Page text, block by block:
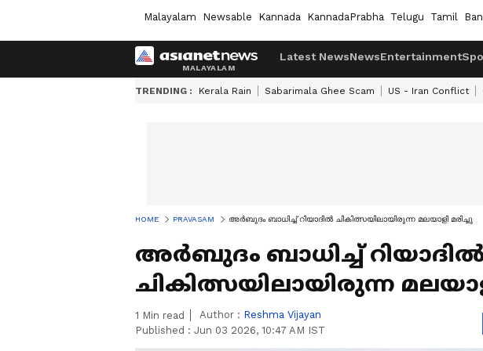
Malayalam Newsable Kannada KannadaPrabha Telugu Tamil
Latest NewsNewsEntertainment
TRENDING : Kerala Rain Sabarimala Ghee Scam US - Iran Conflict
HOME PRAVASAM അർബുദം ബാധിച്ച് റിയാദിൽ ചികിത്സയിലായിരുന്ന മലയാളി മരിച്ചു
അർബുദം ബാധിച്ച്
ചികിത്സയിലായിരുന്ന
1 Min read Author : Reshma Vijayan
Published : Jun 03 2026, 10:47 AM IST